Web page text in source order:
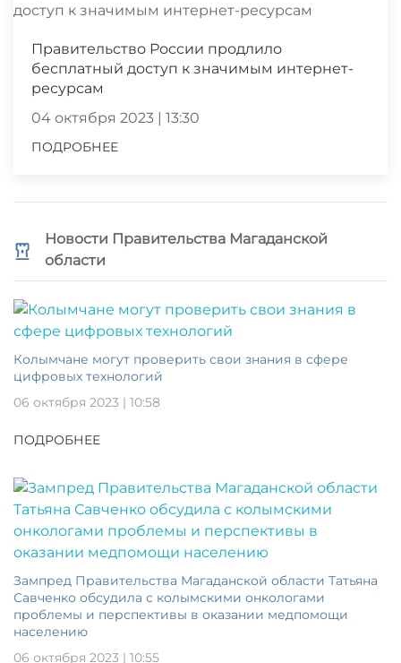
Правительство России продлило
бесплатный доступ к значимым интернет-
ресурсам
04 октября 2023 | 13:30
ПОДРОБНЕЕ
Новости Правительства Магаданской
области
Колымчане могут проверить свои знания в сфере
цифровых технологий
06 октября 2023 | 10:58
ПОДРОБНЕЕ
Зампред Правительства Магаданской области Татьяна
Савченко обсудила с колымскими онкологами
проблемы и перспективы в оказании медпомощи
населению
06 октября 2023 | 10:55